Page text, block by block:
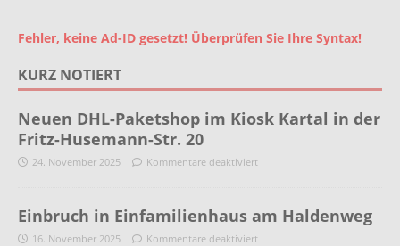
Fehler, keine Ad-ID gesetzt! Überprüfen Sie Ihre Syntax!
KURZ NOTIERT
Neuen DHL-Paketshop im Kiosk Kartal in der
Fritz-Husemann-Str. 20
24. November 2025 Kommentare deaktiviert
Einbruch in Einfamilienhaus am Haldenweg
16. November 2025 Kommentare deaktiviert